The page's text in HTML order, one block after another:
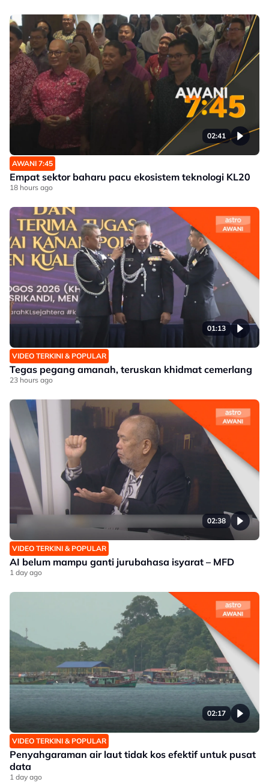
02:41
AWANI 7:45
Empat sektor baharu pacu ekosistem teknologi KL20
18 hours ago
01:13
VIDEO TERKINI & POPULAR
Tegas pegang amanah, teruskan khidmat cemerlang
23 hours ago
02:38
VIDEO TERKINI & POPULAR
AI belum mampu ganti jurubahasa isyarat – MFD
1 day ago
02:17
VIDEO TERKINI & POPULAR
Penyahgaraman air laut tidak kos efektif untuk pusat
data
1 day ago